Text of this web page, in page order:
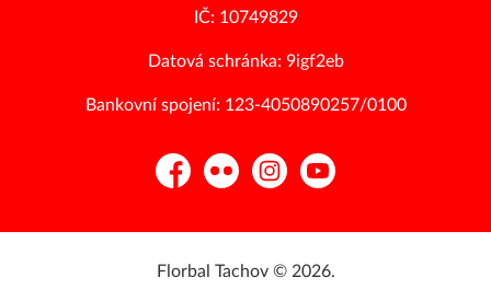
IČ: 10749829
Datová schránka: 9igf2eb
Bankovní spojení: 123-4050890257/0100
FacebookFlickr InstagramYouTube
Florbal Tachov © 2026.